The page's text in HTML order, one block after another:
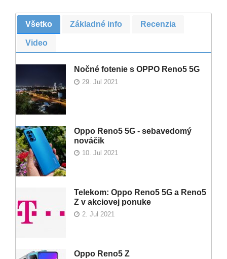
Všetko Základné info Recenzia
Video
Nočné fotenie s OPPO Reno5 5G
29. Jul 2021
Oppo Reno5 5G - sebavedomý
nováčik
10. Jul 2021
Telekom: Oppo Reno5 5G a Reno5
Z v akciovej ponuke
2. Jul 2021
Oppo Reno5 Z